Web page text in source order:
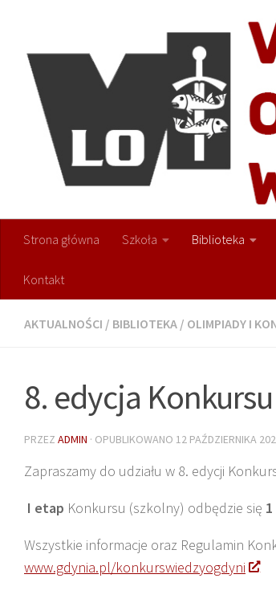
Strona główna Szkoła Biblioteka
Kontakt
AKTUALNOŚCI / BIBLIOTEKA / OLIMPIADY I
8. edycja
PRZEZ ADMIN · OPUBLIKOWANO 12 PAŹDZIERNIKA
Zapraszamy do udziału w 8. edycji
I etap Konkursu (szkolny) odbędzie się
Wszystkie informacje oraz Regulamin
www.gdynia.pl/konkurswiedzyogdyni